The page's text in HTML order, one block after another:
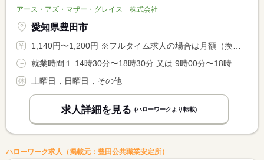
アース・アズ・マザー・グレイス 株式会社
愛知県豊田市
1,140円〜1,200円 ※フルタイム求人の場合は月額（換算額）、パート求人の場合は時間額を表示しています。
土曜日，日曜日，その他
求人詳細を見る (ハローワークより転載)
ハローワーク求人（掲載元：豊田公共職業安定所）